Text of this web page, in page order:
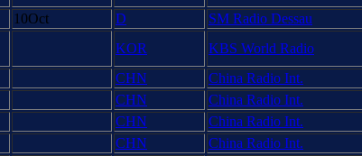
10Oct D SM Radio Dessau
KOR KBS World Radio
CHN China Radio Int.
CHN China Radio Int.
CHN China Radio Int.
CHN China Radio Int.